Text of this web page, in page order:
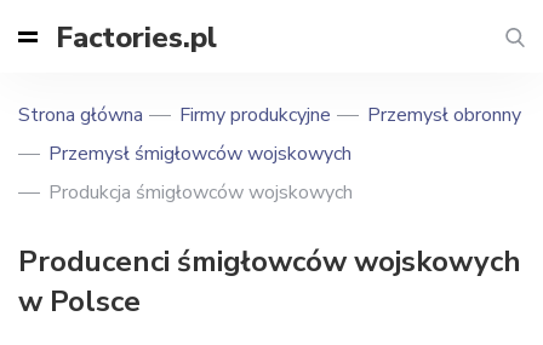
Factories.pl
Strona główna Firmy produkcyjne
Przemysł obronny
Przemysł śmigłowców wojskowych
Produkcja śmigłowców wojskowych
Producenci śmigłowców wojskowych
w Polsce